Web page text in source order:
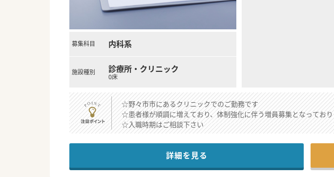
募集科目 内科系
施設種別 診療所・クリニック
0床
☆野々市市にあるクリニックでのご勤務です
☆患者様が順調に増えており、体制強化に伴う増員募集となってお
☆入職時期はご相談下さい
詳細を見る